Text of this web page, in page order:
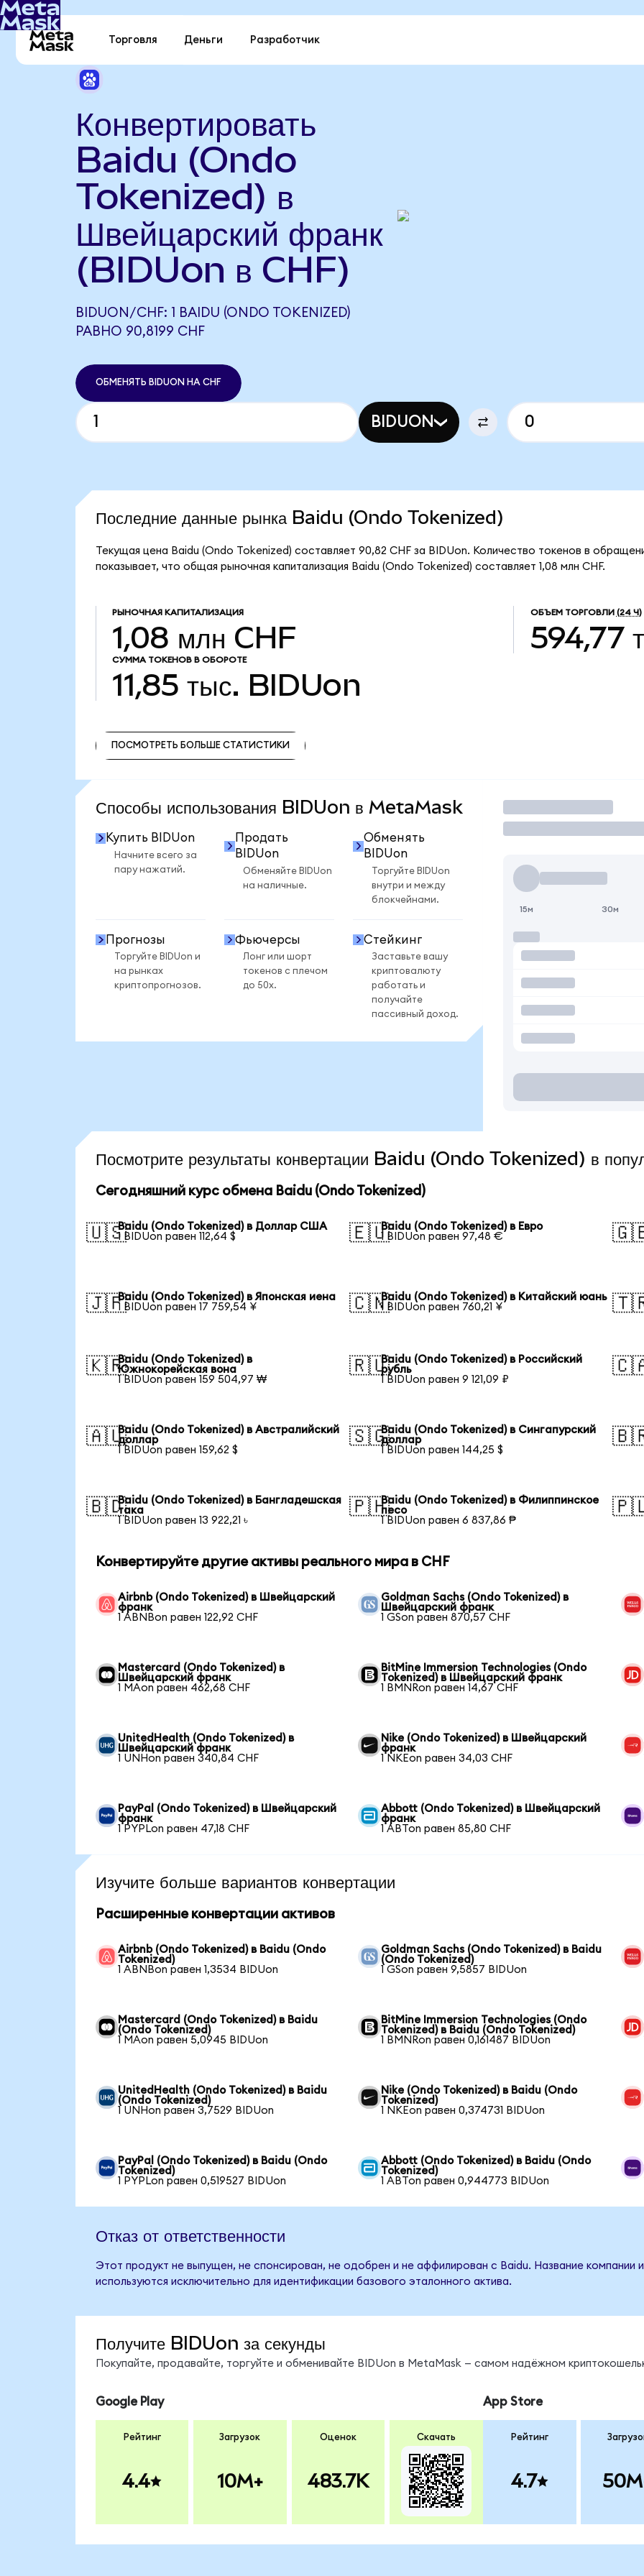
Торговля Деньги Разработчик
Конвертировать
Baidu (Ondo
Tokenized) в
Швейцарский франк
(BIDUon в CHF)
BIDUON/CHF: 1 BAIDU (ONDO TOKENIZED)
РАВНО 90,8199 CHF
ОБМЕНЯТЬ BIDUON НА CHF
BIDUON
Последние данные рынка Baidu (Ondo Tokenized)
Текущая цена Baidu (Ondo Tokenized) составляет 90,82 CHF за BIDUon. Количество токенов в
показывает, что общая рыночная капитализация Baidu (Ondo Tokenized) составляет 1,08 млн CHF.
РЫНОЧНАЯ КАПИТАЛИЗАЦИЯ
1,08 млн CHF
ОБЪЕМ ТОРГОВЛИ (24 Ч)
594,77
СУММА ТОКЕНОВ В ОБОРОТЕ
11,85 тыс. BIDUon
ПОСМОТРЕТЬ БОЛЬШЕ СТАТИСТИКИ
Способы использования BIDUon в MetaMask
Купить BIDUon
Начните всего за
пару нажатий.
Продать
BIDUon
Обменяйте BIDUon
на наличные.
Обменять
BIDUon
Торгуйте BIDUon
внутри и между
блокчейнами.
Прогнозы
Торгуйте BIDUon и
на рынках
криптопрогнозов.
Фьючерсы
Лонг или шорт
токенов с плечом
до 50x.
Стейкинг
Заставьте вашу
криптовалюту
работать и
получайте
пассивный доход.
Торговать
15м 30м
Посмотрите результаты конвертации Baidu (Ondo Tokenized) в
Сегодняшний курс обмена Baidu (Ondo Tokenized)
🇺🇸Baidu (Ondo Tokenized) в Доллар США
1 BIDUon равен 112,64 $
🇪🇺Baidu (Ondo Tokenized) в Евро
1 BIDUon равен 97,48 €
🇯🇵Baidu (Ondo Tokenized) в Японская иена
1 BIDUon равен 17 759,54 ¥
🇨🇳Baidu (Ondo Tokenized) в Китайский юань
1 BIDUon равен 760,21 ¥
🇰🇷Baidu (Ondo Tokenized) в
Южнокорейская вона
1 BIDUon равен 159 504,97 ₩
🇷🇺Baidu (Ondo Tokenized) в Российский
рубль
1 BIDUon равен 9 121,09 ₽
🇦🇺Baidu (Ondo Tokenized) в Австралийский
доллар
1 BIDUon равен 159,62 $
🇸🇬Baidu (Ondo Tokenized) в Сингапурский
доллар
1 BIDUon равен 144,25 $
🇧🇩Baidu (Ondo Tokenized) в Бангладешская
така
1 BIDUon равен 13 922,21 ৳
🇵🇭Baidu (Ondo Tokenized) в Филиппинское
песо
1 BIDUon равен 6 837,86 ₱
Конвертируйте другие активы реального мира в CHF
Airbnb (Ondo Tokenized) в Швейцарский
франк
1 ABNBon равен 122,92 CHF
Goldman Sachs (Ondo Tokenized) в
Швейцарский франк
1 GSon равен 870,57 CHF
Mastercard (Ondo Tokenized) в
Швейцарский франк
1 MAon равен 462,68 CHF
BitMine Immersion Technologies (Ondo
Tokenized) в Швейцарский франк
1 BMNRon равен 14,67 CHF
UnitedHealth (Ondo Tokenized) в
Швейцарский франк
1 UNHon равен 340,84 CHF
Nike (Ondo Tokenized) в Швейцарский
франк
1 NKEon равен 34,03 CHF
PayPal (Ondo Tokenized) в Швейцарский
франк
1 PYPLon равен 47,18 CHF
Abbott (Ondo Tokenized) в Швейцарский
франк
1 ABTon равен 85,80 CHF
Изучите больше вариантов конвертации
Расширенные конвертации активов
Airbnb (Ondo Tokenized) в Baidu (Ondo
Tokenized)
1 ABNBon равен 1,3534 BIDUon
Goldman Sachs (Ondo Tokenized) в Baidu
(Ondo Tokenized)
1 GSon равен 9,5857 BIDUon
Mastercard (Ondo Tokenized) в Baidu
(Ondo Tokenized)
1 MAon равен 5,0945 BIDUon
BitMine Immersion Technologies (Ondo
Tokenized) в Baidu (Ondo Tokenized)
1 BMNRon равен 0,161487 BIDUon
UnitedHealth (Ondo Tokenized) в Baidu
(Ondo Tokenized)
1 UNHon равен 3,7529 BIDUon
Nike (Ondo Tokenized) в Baidu (Ondo
Tokenized)
1 NKEon равен 0,374731 BIDUon
PayPal (Ondo Tokenized) в Baidu (Ondo
Tokenized)
1 PYPLon равен 0,519527 BIDUon
Abbott (Ondo Tokenized) в Baidu (Ondo
Tokenized)
1 ABTon равен 0,944773 BIDUon
Отказ от ответственности
Этот продукт не выпущен, не спонсирован, не одобрен и не аффилирован с Baidu. Название компании
используются исключительно для идентификации базового эталонного актива.
Получите BIDUon за секунды
Покупайте, продавайте, торгуйте и обменивайте BIDUon в MetaMask — самом надёжном
Google Play
Рейтинг
4.4
Загрузок
10M+
Оценок
483.7K
Скачать
App Store
Рейтинг
4.7